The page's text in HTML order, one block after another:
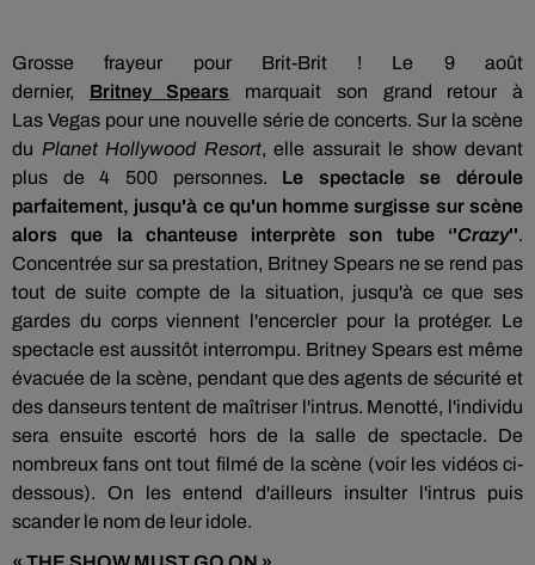
Grosse frayeur pour Brit-Brit ! Le 9 août
dernier, Britney Spears marquait son grand retour à
Las Vegaspour une nouvelle série de concerts. Sur la scène
du Planet Hollywood Resort, elle assurait le show devant
plus de 4 500 personnes. Le spectacle se déroule
parfaitement, jusqu'à ce qu'un homme surgisse sur scène
alors que la chanteuse interprète son tube ‘'Crazy''.
Concentrée sur sa prestation, Britney Spearsne se rend pas
tout de suite compte de la situation, jusqu'à ce que ses
gardes du corps viennent l'encercler pour la protéger. Le
spectacle est aussitôt interrompu. Britney Spears est même
évacuée de la scène, pendant que des agents de sécurité et
des danseurs tentent de maîtriser l'intrus. Menotté, l'individu
sera ensuite escorté hors de la salle de spectacle. De
nombreux fans ont tout filmé de la scène (voir les vidéos ci-
dessous). On les entend d'ailleurs insulter l'intrus puis
scander le nom de leur idole.